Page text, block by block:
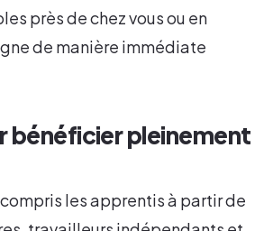
près de chez vous ou en
de manière immédiate
bénéficier pleinement
les apprentis à partir de